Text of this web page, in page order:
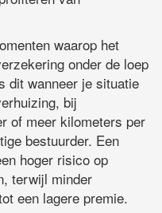
waarop het
onder de loep
dit wanneer je situatie
bij
of meer kilometers per
bestuurder. Een
hoger risico op
terwijl minder
een lagere premie.